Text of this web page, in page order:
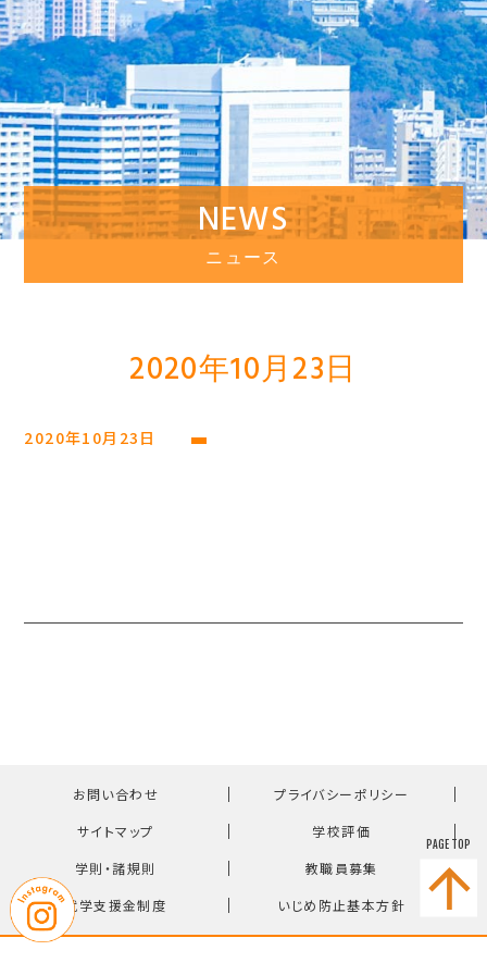
NEWS
ニュース
2020年10月23日
2020年10月23日
お問い合わせ ｜ プライバシーポリシー ｜
サイトマップ ｜ 学校評価 ｜
学則・諸規則 ｜ 教職員募集 ｜
就学支援金制度 ｜ いじめ防止基本方針
PAGE TOP